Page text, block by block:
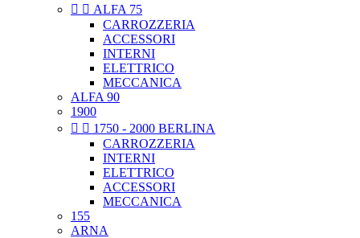
  ALFA 75
CARROZZERIA
ACCESSORI
INTERNI
ELETTRICO
MECCANICA
ALFA 90
1900
  1750 - 2000 BERLINA
CARROZZERIA
INTERNI
ELETTRICO
ACCESSORI
MECCANICA
155
ARNA